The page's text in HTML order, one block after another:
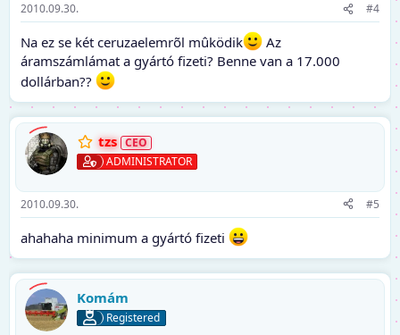
2010.09.30. #4
Na ez se két ceruzaelemrõl mûködik
Az
áramszámlámat a gyártó fizeti? Benne van a 17.000
dollárban??
tzs
ADMINISTRATOR
2010.09.30. #5
ahahaha minimum a gyártó fizeti
Komám
Registered